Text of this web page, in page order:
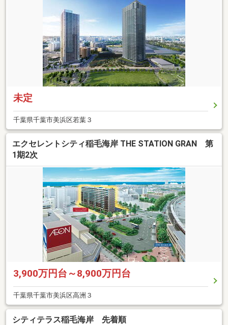
未定
千葉県千葉市美浜区若葉３
エクセレントシティ稲毛海岸 THE STATION GRAN 第
1期2次
3,900万円台～8,900万円台
千葉県千葉市美浜区高洲３
シティテラス稲毛海岸 先着順